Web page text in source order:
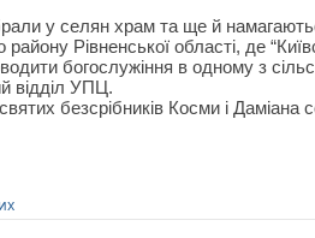
у селян храм та ще й
Рівненської області, де
богослужіння в одному з
відділ УПЦ.
безсрібників Косми і Даміана